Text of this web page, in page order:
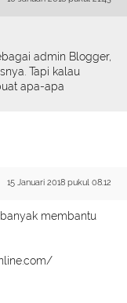
admin Blogger,
Tapi kalau
apa-apa
15 Januari 2018 pukul 08.12
membantu